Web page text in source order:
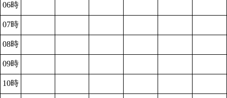
06時
07時
08時
09時
10時